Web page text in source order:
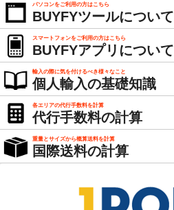
パソコンをご利用の方はこちら
BUYFYツールについて
スマートフォンをご利用の方はこちら
BUYFYアプリについて
輸入の際に気を付けるべき様々なこと
個人輸入の基礎知識
各エリアの代行手数料を計算
代行手数料の計算
重量とサイズから概算送料を計算
国際送料の計算